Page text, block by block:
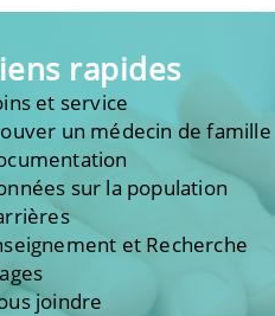
rapides
et service
un médecin de famille
sur la population
et Recherche
joindre